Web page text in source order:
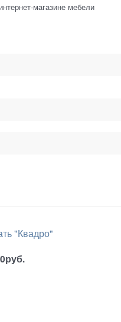
магазине мебели
"Квадро"
руб.